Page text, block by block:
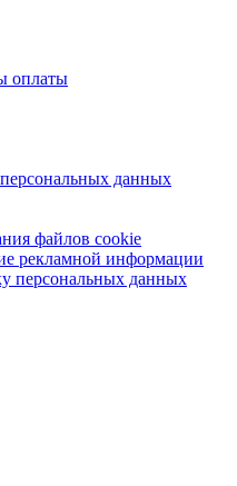
оплаты
данных
файлов cookie
рекламной информации
персональных данных